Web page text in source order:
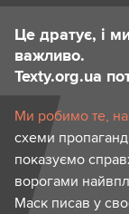
Це дратує, і
важливо.
Texty.org.ua
Ми робимо те,
схеми
показуємо
ворогами
Маск писав у